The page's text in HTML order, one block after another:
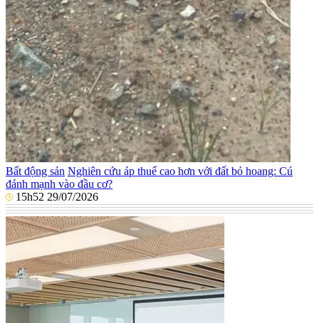
Bất động sản Nghiên cứu áp thuế cao hơn với đất bỏ hoang: Cú
đánh mạnh vào đầu cơ?
15h52 29/07/2026